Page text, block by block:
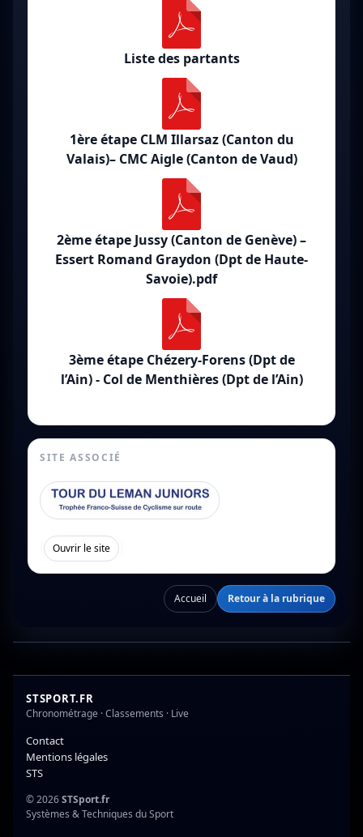
Liste des partants
1ère étape CLM Illarsaz (Canton du
Valais)– CMC Aigle (Canton de Vaud)
2ème étape Jussy (Canton de Genève) –
Essert Romand Graydon (Dpt de Haute-
Savoie).pdf
3ème étape Chézery-Forens (Dpt de
l’Ain) - Col de Menthières (Dpt de l’Ain)
SITE ASSOCIÉ
Ouvrir le site
Accueil Retour à la rubrique
STSPORT.FR
Chronométrage · Classements · Live
Contact
Mentions légales
STS
© 2026STSport.fr
Systèmes & Techniques du Sport